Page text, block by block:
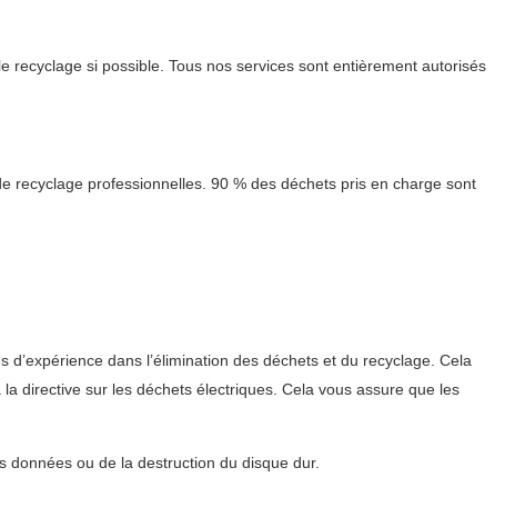
si possible. Tous nos services sont entièrement autorisés
recyclage professionnelles. 90 % des déchets pris en charge sont
dans l’élimination des déchets et du recyclage. Cela
directive sur les déchets électriques. Cela vous assure que les
données ou de la destruction du disque dur.